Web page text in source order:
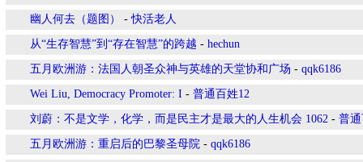
幽人何去（题图） -快活老人
从“生存智慧”到“存在智慧”的跨越 - hechun
五月欧洲游：法国人朝圣众神与英雄的天堂协和广场 - qqk6186
Wei Liu, Democracy Promoter: I - 普通百姓12
刘蔚：不是文学，化学，而是民主才是最大的人生机会 1062 - 普
五月欧洲游：重启后的巴黎圣母院 - qqk6186